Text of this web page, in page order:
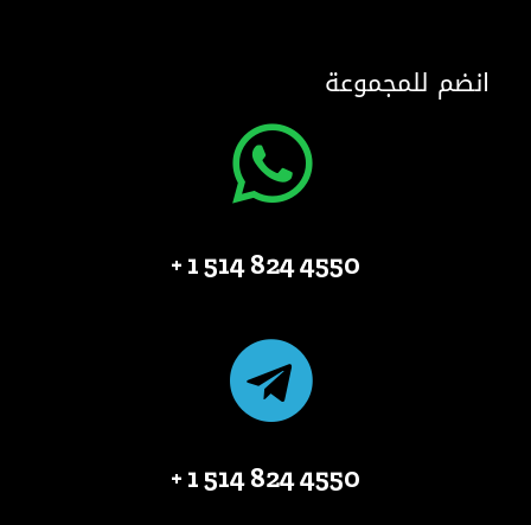
انضم للمجموعة
4550 824 514 1 +
4550 824 514 1 +